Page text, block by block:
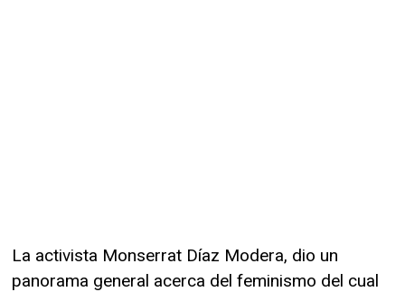
La activista Monserrat Díaz Modera, dio un
panorama general acerca del feminismo del cual